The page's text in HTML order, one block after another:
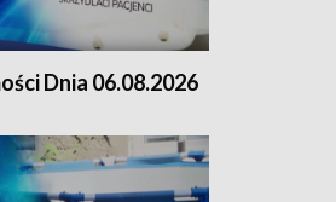
Dnia 06.08.2026